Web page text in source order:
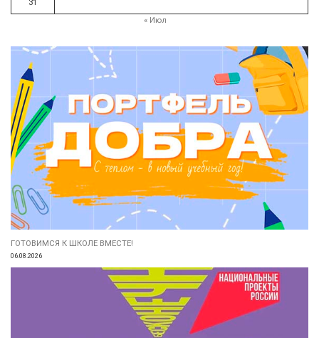
31
« Июл
ГОТОВИМСЯ К ШКОЛЕ ВМЕСТЕ!
06.08.2026